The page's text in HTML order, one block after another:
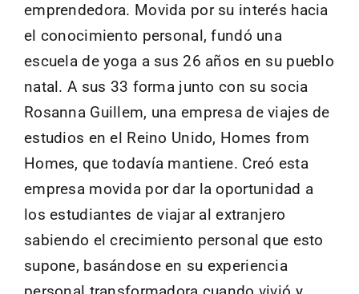
emprendedora. Movida por su interés hacia
el conocimiento personal, fundó una
escuela de yoga a sus 26 años en su pueblo
natal. A sus 33 forma junto con su socia
Rosanna Guillem, una empresa de viajes de
estudios en el Reino Unido, Homes from
Homes, que todavía mantiene. Creó esta
empresa movida por dar la oportunidad a
los estudiantes de viajar al extranjero
sabiendo el crecimiento personal que esto
supone, basándose en su experiencia